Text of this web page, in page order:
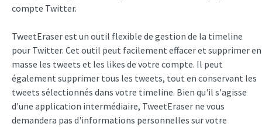
compte Twitter.
TweetEraser est un outil flexible de gestion de la timeline
pour Twitter. Cet outil peut facilement effacer et supprimer en
masse les tweets et les likes de votre compte. Il peut
également supprimer tous les tweets, tout en conservant les
tweets sélectionnés dans votre timeline. Bien qu'il s'agisse
d'une application intermédiaire, TweetEraser ne vous
demandera pas d'informations personnelles sur votre